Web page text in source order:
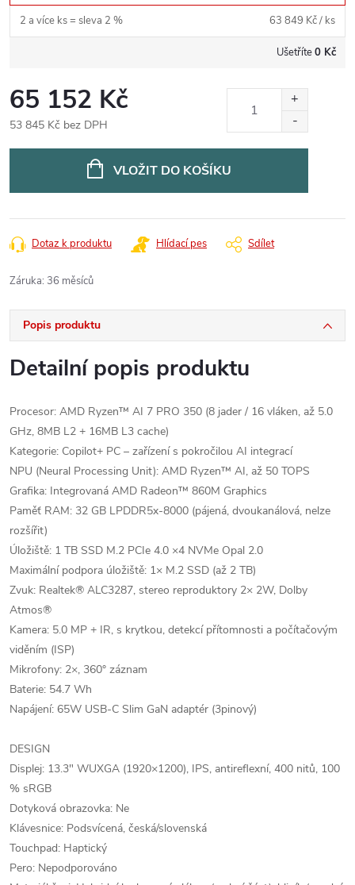
2 a více ks = sleva 2 % 63 849 Kč/ ks
Ušetříte0 Kč
65 152 Kč
53 845 Kč bez DPH
VLOŽIT DO KOŠÍKU
Dotaz k produktu Hlídací pes Sdílet
Záruka: 36 měsíců
Popis produktu
Detailní popis produktu
Procesor: AMD Ryzen™ AI 7 PRO 350 (8 jader / 16 vláken, až 5.0
GHz, 8MB L2 + 16MB L3 cache)
Kategorie: Copilot+ PC – zařízení s pokročilou AI integrací
NPU (Neural Processing Unit): AMD Ryzen™ AI, až 50 TOPS
Grafika: Integrovaná AMD Radeon™ 860M Graphics
Paměť RAM: 32 GB LPDDR5x-8000 (pájená, dvoukanálová, nelze
rozšířit)
Úložiště: 1 TB SSD M.2 PCIe 4.0 ×4 NVMe Opal 2.0
Maximální podpora úložiště: 1× M.2 SSD (až 2 TB)
Zvuk: Realtek® ALC3287, stereo reproduktory 2× 2W, Dolby
Atmos®
Kamera: 5.0 MP + IR, s krytkou, detekcí přítomnosti a počítačovým
viděním (ISP)
Mikrofony: 2×, 360° záznam
Baterie: 54.7 Wh
Napájení: 65W USB-C Slim GaN adaptér (3pinový)
DESIGN
Displej: 13.3" WUXGA (1920×1200), IPS, antireflexní, 400 nitů, 100
% sRGB
Dotyková obrazovka: Ne
Klávesnice: Podsvícená, česká/slovenská
Touchpad: Haptický
Pero: Nepodporováno